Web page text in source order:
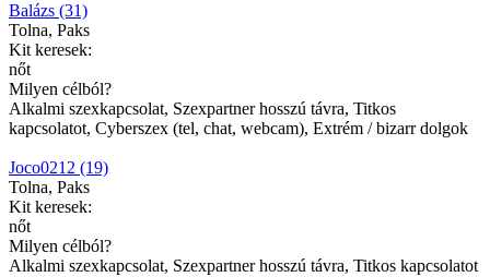
Balázs (31)
Tolna, Paks
Kit keresek:
nőt
Milyen célból?
Alkalmi szexkapcsolat, Szexpartner hosszú távra, Titkos
kapcsolatot, Cyberszex (tel, chat, webcam), Extrém / bizarr dolgok
Joco0212 (19)
Tolna, Paks
Kit keresek:
nőt
Milyen célból?
Alkalmi szexkapcsolat, Szexpartner hosszú távra, Titkos kapcsolatot